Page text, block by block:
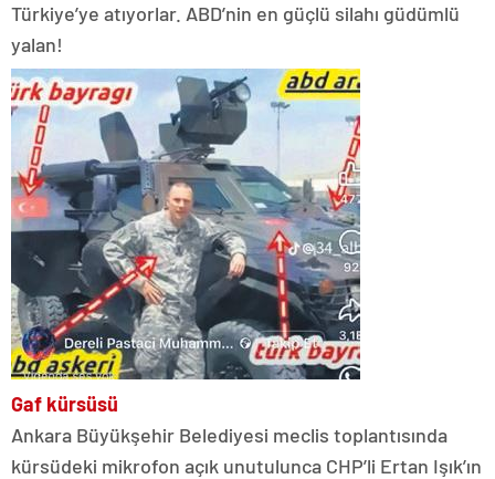
Türkiye’ye atıyorlar. ABD’nin en güçlü silahı güdümlü
yalan!
Gaf kürsüsü
Ankara Büyükşehir Belediyesi meclis toplantısında
kürsüdeki mikrofon açık unutulunca CHP’li Ertan Işık’ın